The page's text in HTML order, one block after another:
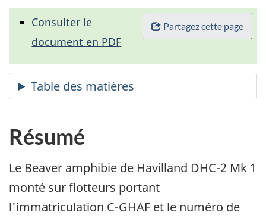
Partagez cette page
Consulter le
document en PDF
Résumé
Le Beaver amphibie de Havilland DHC-2 Mk 1
monté sur flotteurs portant
l'immatriculation C-GHAF et le numéro de